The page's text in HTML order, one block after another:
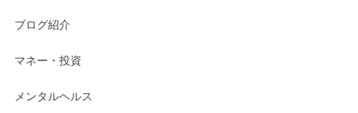
ブログ紹介
マネー・投資
メンタルヘルス